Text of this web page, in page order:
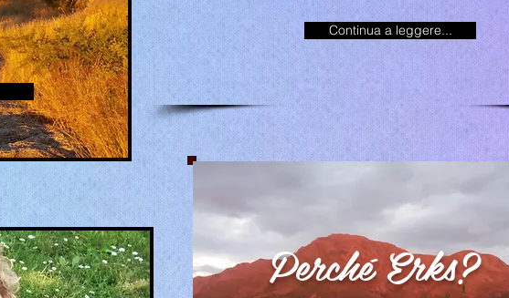
Continua a leggere...
Perché Erks?